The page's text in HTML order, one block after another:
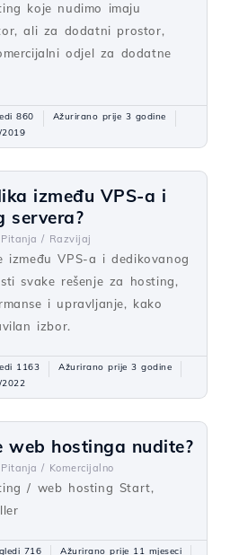
koje nudimo imaju
ali za dodatni prostor,
odjel za dodatne
860
Ažurirano prije 3 godine
između VPS-a i
servera?
/ Razvijaj
između VPS-a i dedikovanog
svake rešenje za hosting,
i upravljanje, kako
izbor.
1163
Ažurirano prije 3 godine
web hostinga nudite?
/ Komercijalno
/ web hosting Start,
716
Ažurirano prije 11 mjeseci